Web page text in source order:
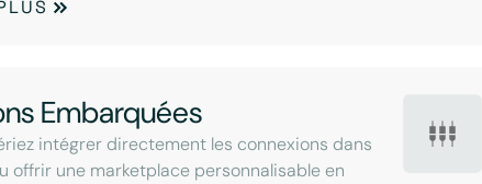
Embarquées
intégrer directement les connexions dans
offrir une marketplace personnalisable en